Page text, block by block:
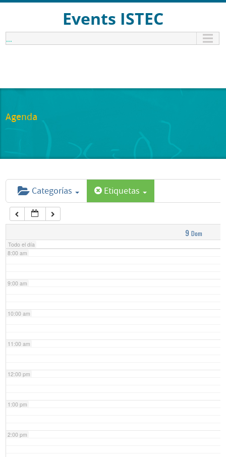
Events ISTEC
...
Agenda
Categorías Etiquetas
9 Dom
Todo el día
1:00 am
6:00 am
7:00 am
8:00 am
9:00 am
10:00 am
11:00 am
12:00 pm
1:00 pm
2:00 pm